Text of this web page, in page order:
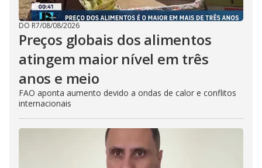
DO R7/08/08/2026
Preços globais dos alimentos
atingem maior nível em três
anos e meio
FAO aponta aumento devido a ondas de calor e conflitos
internacionais